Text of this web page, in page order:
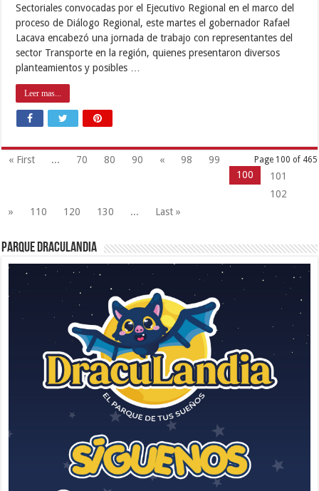
Sectoriales convocadas por el Ejecutivo Regional en el marco del
proceso de Diálogo Regional, este martes el gobernador Rafael
Lacava encabezó una jornada de trabajo con representantes del
sector Transporte en la región, quienes presentaron diversos
planteamientos y posibles …
Leer mas...
Page 100 of 465
« First ... 70 80 90 « 98
99
100
101
102
»
110 120 130 ... Last »
Parque Draculandia